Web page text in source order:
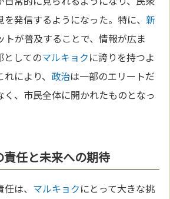
を発信するようになった。特に、新
トが普及することで、情報が広ま
としてのマルキョクに誇りを持つよ
により、 政治は一部のエリートだ
く、市民全体に開かれたものとなっ
責任と未来への期待
は、 マルキョクにとって大きな挑